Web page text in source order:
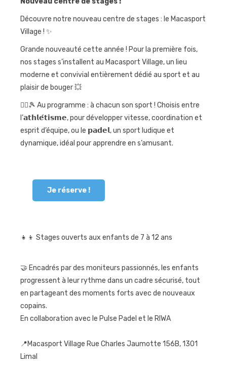
Journées
sportives
Contact
Découvre notre nouveau centre de stages : le Macasport
Village ! ✨
Grande nouveauté cette année ! Pour la première fois,
nos stages s’installent au Macasport Village, un lieu
moderne et convivial entièrement dédié au sport et au
plaisir de bouger 💥
🏃‍♂️🎾 Au programme : à chacun son sport ! Choisis entre
l’𝗮𝘁𝗵𝗹𝗲́𝘁𝗶𝘀𝗺𝗲, pour développer vitesse, coordination et
esprit d’équipe, ou le 𝗽𝗮𝗱𝗲𝗹, un sport ludique et
dynamique, idéal pour apprendre en s’amusant.
Je réserve !
👧👦 Stages ouverts aux enfants de 7 à 12 ans
🤝 Encadrés par des moniteurs passionnés, les enfants
progressent à leur rythme dans un cadre sécurisé, tout
en partageant des moments forts avec de nouveaux
copains.
En collaboration avec le Pulse Padel et le RIWA
📍Macasport Village Rue Charles Jaumotte 156B, 1301
Limal